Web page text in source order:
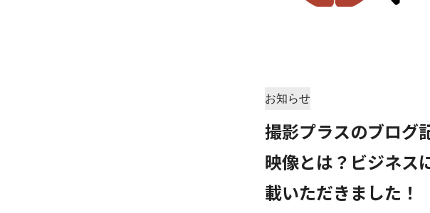
お知らせ
撮影プラスのブログ
映像とは？ビジネス
載いただきました！